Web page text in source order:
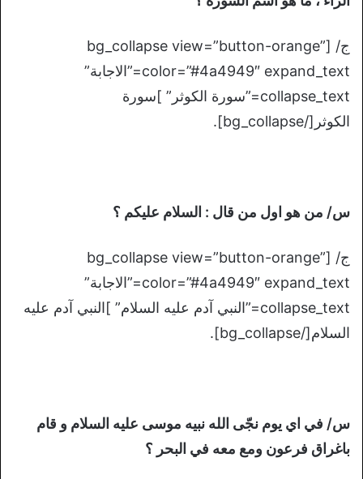
ج/ [bg_collapse view=”button-orange”
color=”#4a4949″ expand_text=”الاجابة”
collapse_text=”سورة الكوثر” ]سورة
الكوثر[/bg_collapse].
س/ من هو اول من قال : السلام عليكم ؟
ج/ [bg_collapse view=”button-orange”
color=”#4a4949″ expand_text=”الاجابة”
collapse_text=”النبي آدم عليه السلام” ]النبي آدم عليه
السلام[/bg_collapse].
س/ في اي يوم نجّى الله نبيه موسى عليه السلام و قام
باغراق فرعون ومع معه في البحر ؟